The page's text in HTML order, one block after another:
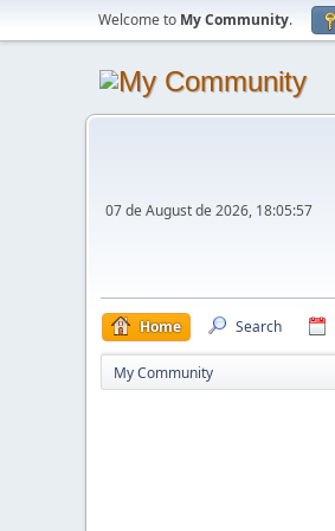
Welcome to My Community.
07 de August de 2026, 18:05:57
Home Search
My Community